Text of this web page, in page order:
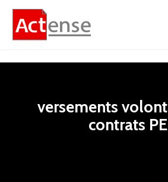
versements
contrats